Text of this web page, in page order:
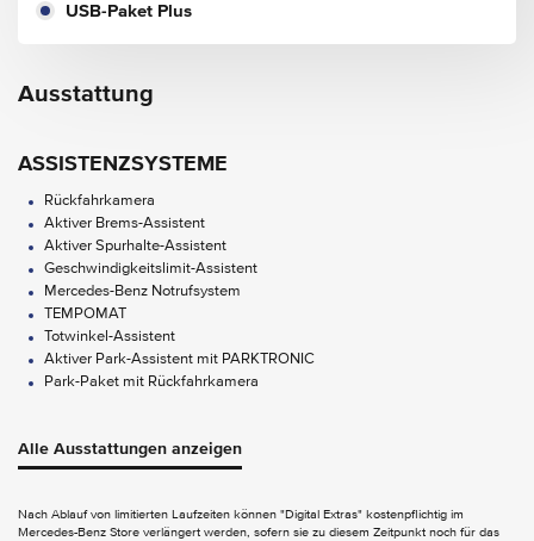
USB-Paket Plus
Ausstattung
ASSISTENZSYSTEME
Rückfahrkamera
Aktiver Brems-Assistent
Aktiver Spurhalte-Assistent
Geschwindigkeitslimit-Assistent
Mercedes-Benz Notrufsystem
TEMPOMAT
Totwinkel-Assistent
Aktiver Park-Assistent mit PARKTRONIC
Park-Paket mit Rückfahrkamera
Apple CarPlay
MBUX Multimediasystem
Android Auto
Alle Ausstattungen anzeigen
Nach Ablauf von limitierten Laufzeiten können "Digital Extras" kostenpflichtig im
Mercedes-Benz Store verlängert werden, sofern sie zu diesem Zeitpunkt noch für das